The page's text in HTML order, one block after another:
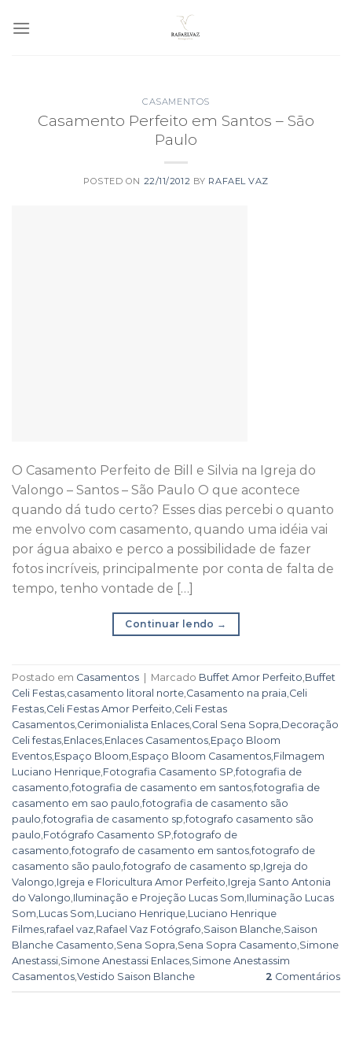
CASAMENTOS
Casamento Perfeito em Santos – São
Paulo
POSTED ON 22/11/2012 BY RAFAEL VAZ
O Casamento Perfeito de Bill e Silvia na Igreja do
Valongo – Santos – São Paulo O que acontece
quando dá tudo certo? Esses dias percebi o quanto
me envolvo com casamento, quando uma idéia vai
por água abaixo e perco a possibilidade de fazer
fotos incríveis, principalmente por conta de falta de
tempo, tenho vontade de […]
Continuar lendo →
Postado em Casamentos Marcado Buffet Amor Perfeito Buffet
Celi Festas casamento litoral norte Casamento na praia Celi
Festas Celi Festas Amor Perfeito Celi Festas
Casamentos Cerimonialista Enlaces Coral Sena Sopra Decoração
Celi festas Enlaces Enlaces Casamentos Epaço Bloom
Eventos Espaço Bloom Espaço Bloom Casamentos Filmagem
Luciano Henrique Fotografia Casamento SP ,fotografia de
casamento ,fotografia de casamento em santos,fotografia de
casamento em sao paulo ,fotografia de casamento são
paulo ,fotografia de casamento sp ,fotografo casamento são
paulo Fotógrafo Casamento SP ,fotografo de
casamento ,fotografo de casamento em santos,fotografo de
casamento são paulo ,fotografo de casamento sp Igreja do
Valongo Igreja e Floricultura Amor Perfeito Igreja Santo Antonia
do Valongo Iluminação e Projeção Lucas Som Iluminação Lucas
Som Lucas Som Luciano Henrique Luciano Henrique
Filmes rafael vaz Rafael Vaz Fotógrafo Saison Blanche Saison
Blanche Casamento Sena Sopra Sena Sopra Casamento Simone
Anestassi Simone Anestassi Enlaces Simone Anestassim
Casamentos Vestido Saison Blanche 2 Comentários